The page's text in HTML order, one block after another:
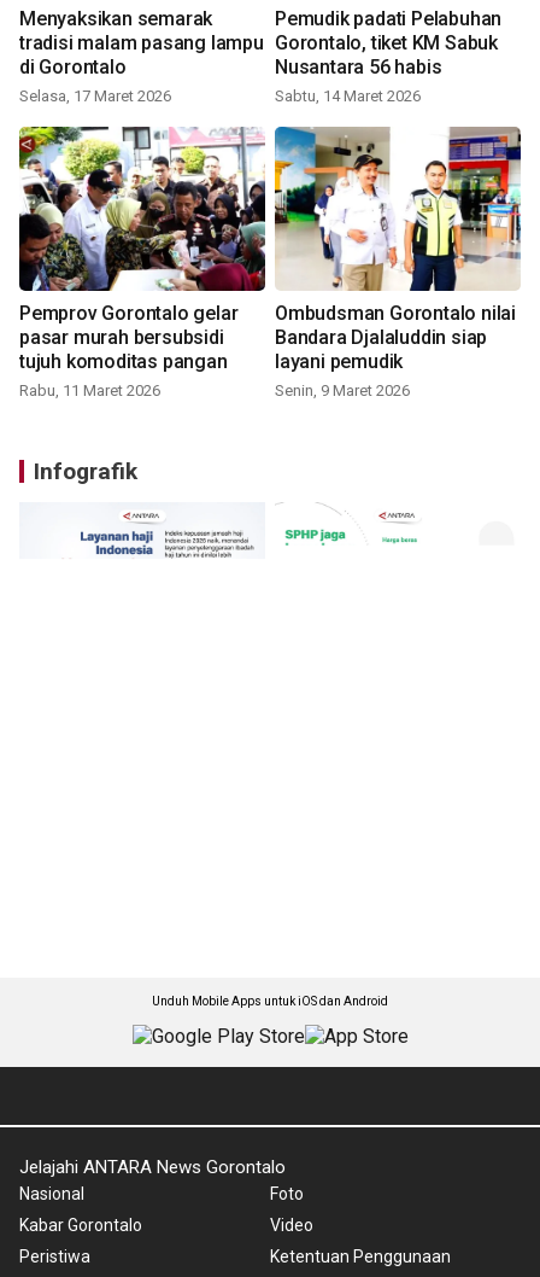
Menyaksikan semarak
tradisi malam pasang lampu
di Gorontalo
Selasa, 17 Maret 2026
Pemudik padati Pelabuhan
Gorontalo, tiket KM Sabuk
Nusantara 56 habis
Sabtu, 14 Maret 2026
Pemprov Gorontalo gelar
pasar murah bersubsidi
tujuh komoditas pangan
Rabu, 11 Maret 2026
Ombudsman Gorontalo nilai
Bandara Djalaluddin siap
layani pemudik
Senin, 9 Maret 2026
Infografik
Unduh Mobile Apps untuk iOS dan Android
Jelajahi ANTARA News Gorontalo
Nasional
Kabar Gorontalo
Peristiwa
Foto
Video
Ketentuan Penggunaan